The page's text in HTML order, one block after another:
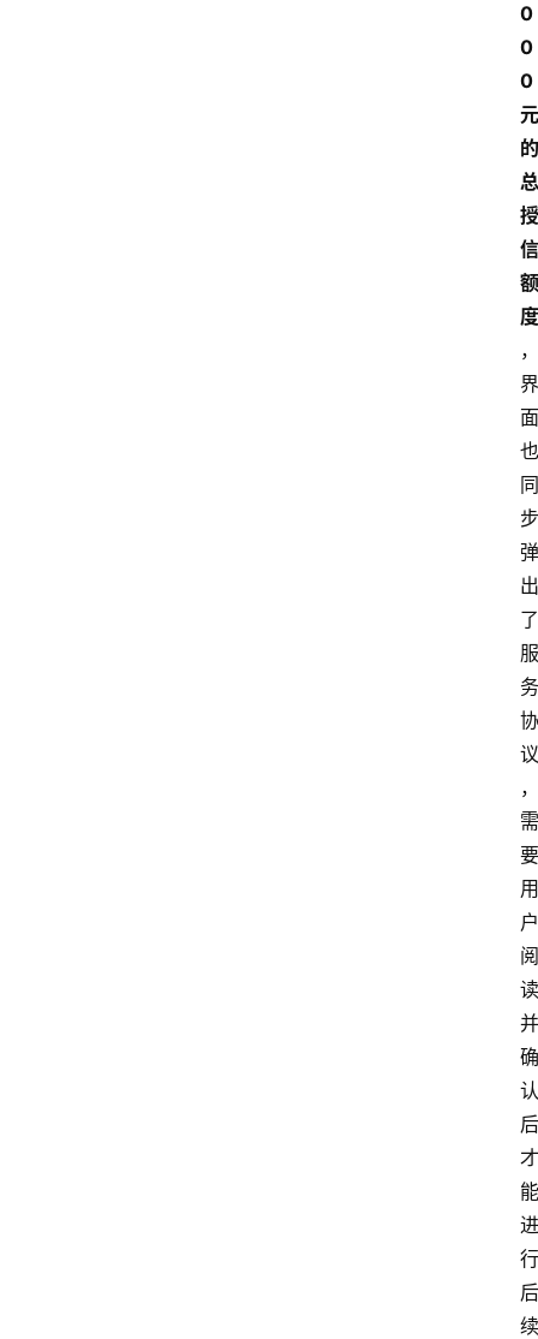
0
0
0
元
的
总
授
信
额
度
，
界
面
也
同
步
弹
出
了
服
务
协
议
，
需
要
用
户
阅
读
并
确
认
后
才
能
进
行
后
续